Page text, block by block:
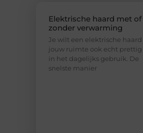
Elektrische haard met of
zonder verwarming
Je wilt een elektrische
jouw ruimte ook echt prettig
in het dagelijks gebruik. De
snelste manier